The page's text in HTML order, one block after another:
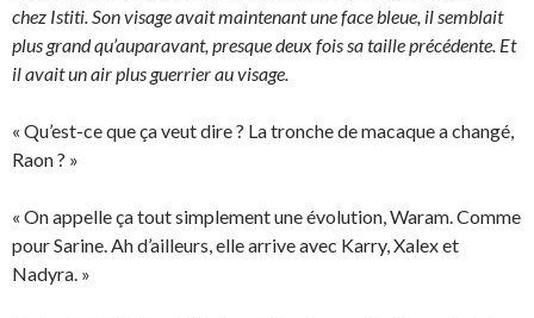
chez Istiti. Son visage avait maintenant une face bleue, il semblait
plus grand qu’auparavant, presque deux fois sa taille précédente. Et
il avait un air plus guerrier au visage.
« Qu’est-ce que ça veut dire ? La tronche de macaque a changé,
Raon ? »
« On appelle ça tout simplement une évolution, Waram. Comme
pour Sarine. Ah d’ailleurs, elle arrive avec Karry, Xalex et
Nadyra. »